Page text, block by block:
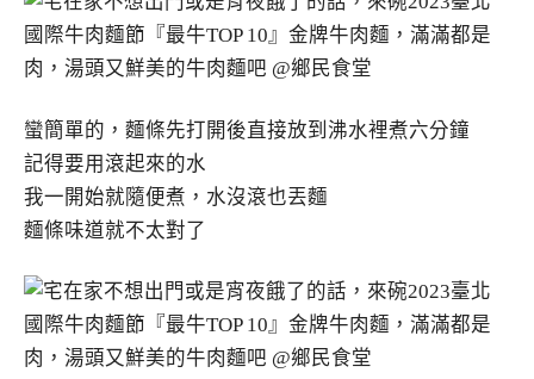
蠻簡單的，麵條先打開後直接放到沸水裡煮六分鐘
記得要用滾起來的水
我一開始就隨便煮，水沒滾也丟麵
麵條味道就不太對了